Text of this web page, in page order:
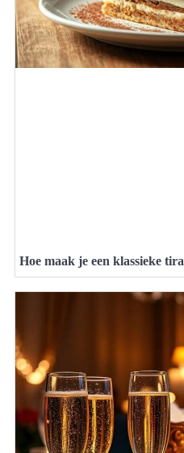
Hoe maak je een klassieke